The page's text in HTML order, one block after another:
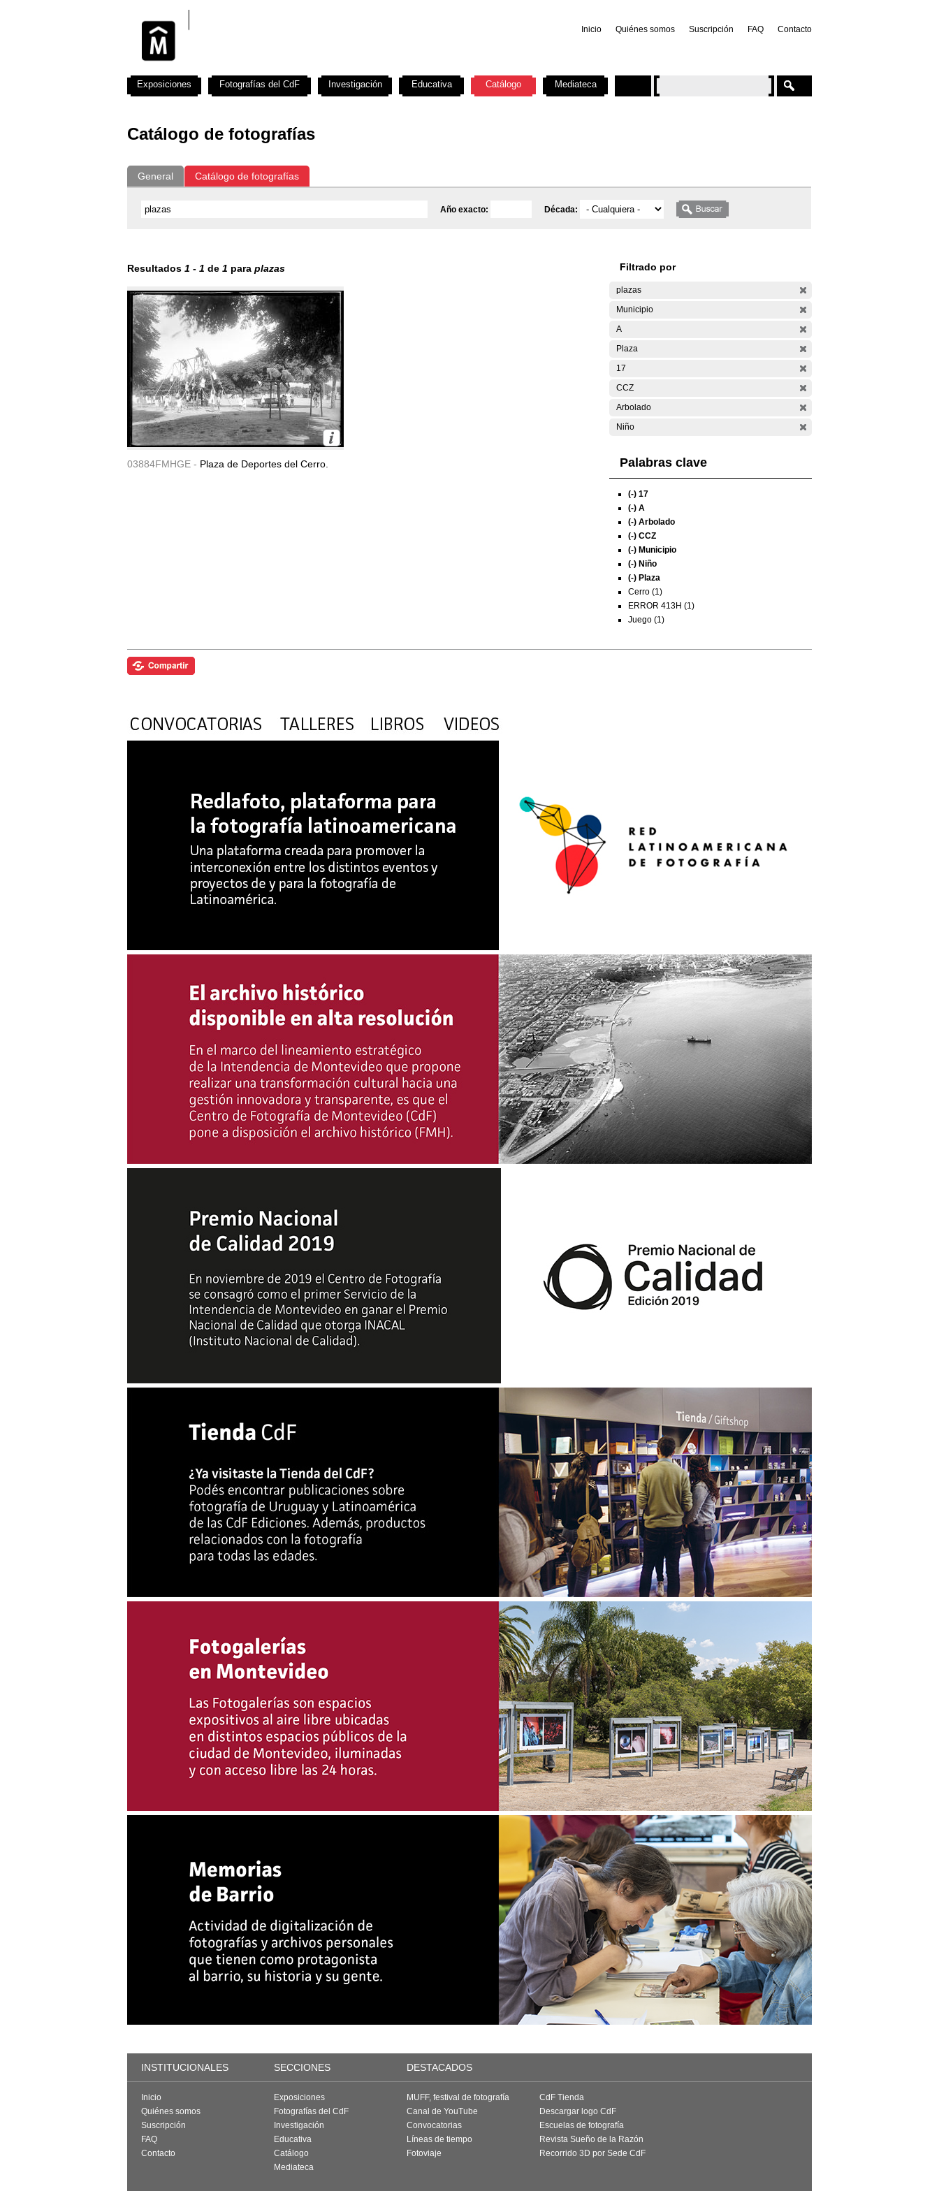
Inicio Quiénes somos Suscripción FAQ Contacto
Catálogo de fotografías
General Catálogo de fotografías
Año exacto: Década:
Resultados 1 - 1 de 1 para plazas
03884FMHGE - Plaza de Deportes del Cerro.
Filtrado por
plazas
Municipio
A
Plaza
17
CCZ
Arbolado
Niño
Palabras clave
(-) 17
(-) A
(-) Arbolado
(-) CCZ
(-) Municipio
(-) Niño
(-) Plaza
Cerro (1)
ERROR 413H (1)
Juego (1)
Exposiciones Fotografías del CdF Investigación Educativa Catálogo Mediateca
INSTITUCIONALES SECCIONES DESTACADOS
Inicio
Quiénes somos
Suscripción
FAQ
Contacto
Exposiciones
Fotografías del CdF
Investigación
Educativa
Catálogo
Mediateca
MUFF, festival de fotografía
Canal de YouTube
Convocatorias
Líneas de tiempo
Fotoviaje
CdF Tienda
Descargar logo CdF
Escuelas de fotografía
Revista Sueño de la Razón
Recorrido 3D por Sede CdF